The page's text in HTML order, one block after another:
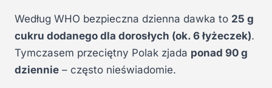
Według WHO bezpieczna dzienna dawka to 25 g
cukru dodanego dla dorosłych (ok. 6 łyżeczek).
Tymczasem przeciętny Polak zjada ponad 90 g
dziennie – często nieświadomie.